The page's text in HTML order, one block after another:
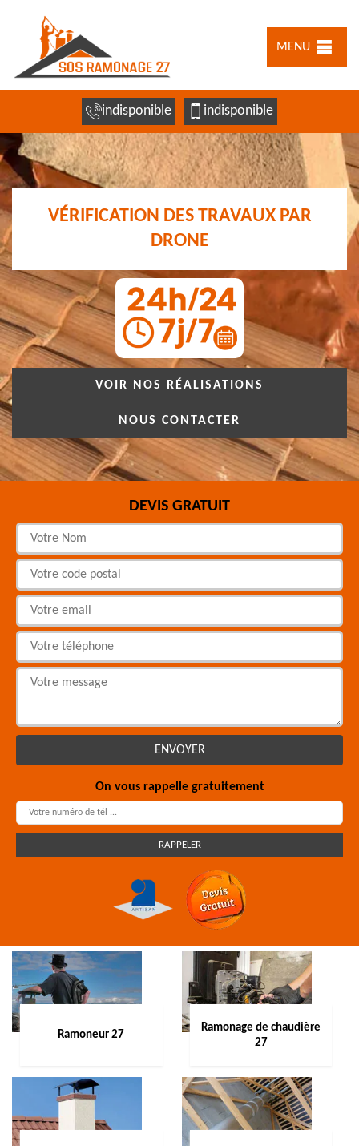
MENU
indisponible indisponible
VÉRIFICATION DES TRAVAUX PAR
DRONE
VOIR NOS RÉALISATIONS
NOUS CONTACTER
DEVIS GRATUIT
On vous rappelle gratuitement
Ramoneur 27
Ramonage de chaudière
27